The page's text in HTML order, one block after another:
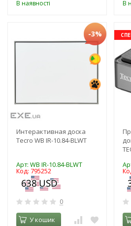
В наявності В
-3%
Интерактивная доска
Tecro WB IR-10.84-BLWT
Арт: WB IR-10.84-BLWT
Код: 795252
0
У кошик